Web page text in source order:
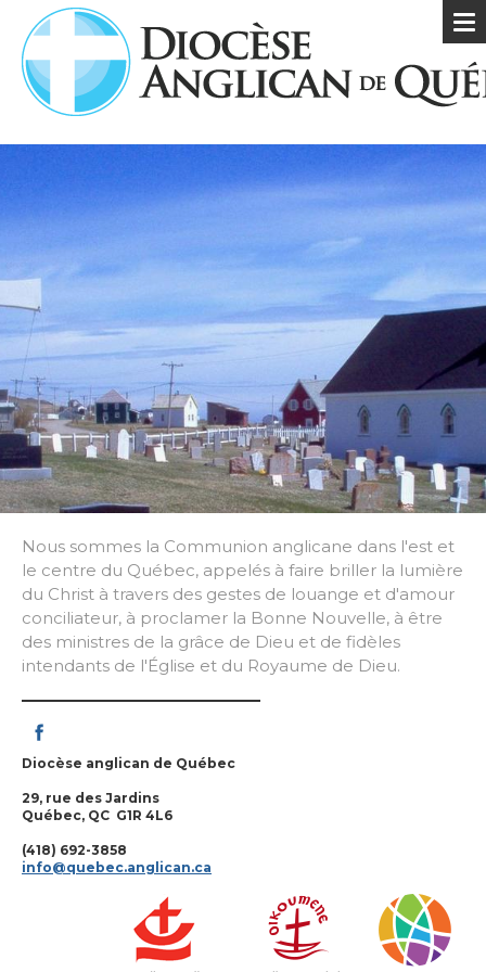
Nous sommes la Communion anglicane dans l'est et
le centre du Québec, appelés à faire briller la lumière
du Christ à travers des gestes de louange et d'amour
conciliateur, à proclamer la Bonne Nouvelle, à être
des ministres de la grâce de Dieu et de fidèles
intendants de l'Église et du Royaume de Dieu.
Diocèse anglican de Québec
29, rue des Jardins
Québec, QC G1R 4L6
(418) 692-3858
info@quebec.anglican.ca